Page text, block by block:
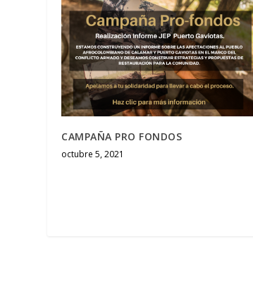
CAMPAÑA PRO FONDOS
octubre 5, 2021